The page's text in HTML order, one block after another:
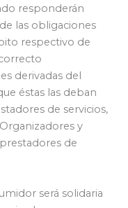
responderán
las obligaciones
respectivo de
derivadas del
éstas las deban
de servicios,
y
de
será solidaria